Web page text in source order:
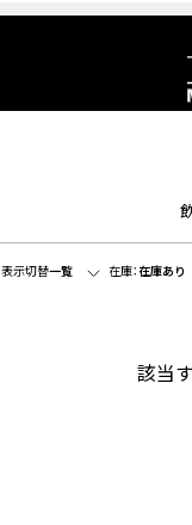
表示切替一覧 在庫：在庫あり
該当